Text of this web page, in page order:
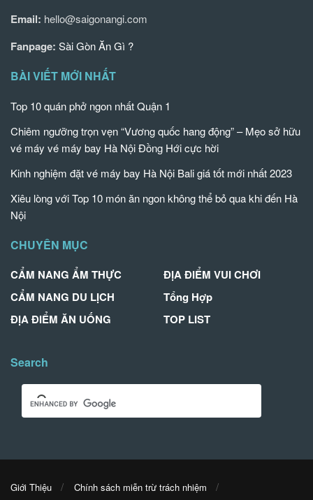
Email: hello@saigonangi.com
Fanpage: Sài Gòn Ăn Gì ?
BÀI VIẾT MỚI NHẤT
Top 10 quán phở ngon nhất Quận 1
Chiêm ngưỡng trọn vẹn “Vương quốc hang động” – Mẹo sở hữu
vé máy vé máy bay Hà Nội Đồng Hới cực hời
Kinh nghiệm đặt vé máy bay Hà Nội Bali giá tốt mới nhất 2023
Xiêu lòng với Top 10 món ăn ngon không thể bỏ qua khi đến Hà
Nội
CHUYÊN MỤC
CẨM NANG ẨM THỰC
CẨM NANG DU LỊCH
ĐỊA ĐIỂM ĂN UỐNG
ĐỊA ĐIỂM VUI CHƠI
Tổng Hợp
TOP LIST
Search
Giới Thiệu
Chính sách miễn trừ trách nhiệm